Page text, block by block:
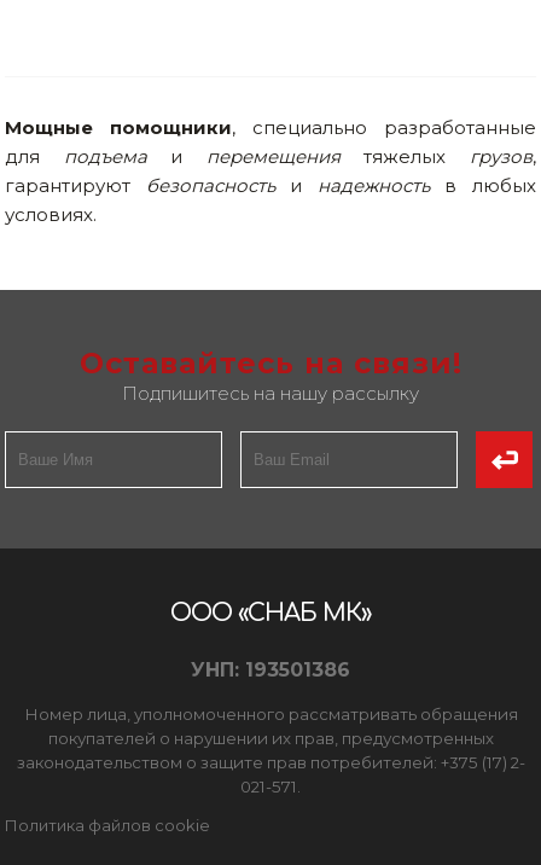
Мощные помощники, специально разработанные
для подъемаи перемещениятяжелых грузов,
гарантируют
безопасностьи надежностьв любых
условиях.
Оставайтесь на связи!
Подпишитесь на нашу рассылку
ООО «СНАБ МК»
УНП: 193501386
Номер лица, уполномоченного рассматривать обращения
покупателей о нарушении их прав, предусмотренных
законодательством о защите прав потребителей: +375 (17) 2-
021-571.
Политика файлов cookie